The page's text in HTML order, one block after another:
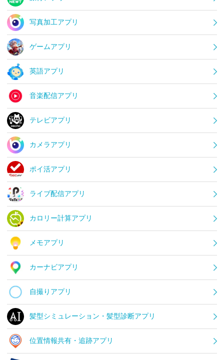
写真加工アプリ
ゲームアプリ
英語アプリ
音楽配信アプリ
テレビアプリ
カメラアプリ
ポイ活アプリ
ライブ配信アプリ
カロリー計算アプリ
メモアプリ
カーナビアプリ
自撮りアプリ
髪型シミュレーション・髪型診断アプリ
位置情報共有・追跡アプリ